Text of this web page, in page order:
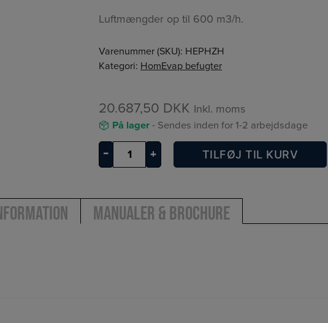
Luftmængder op til 600 m3/h.
Varenummer (SKU): HEPHZH
Kategori: HomEvap befugter
20.687,50 DKK Inkl. moms
På lager- Sendes inden for 1-2 arbejdsdage
–
HomEvap
befugter
varmelegeme
antal
+ TILFØJ TIL KURV
Manualer & Brochure